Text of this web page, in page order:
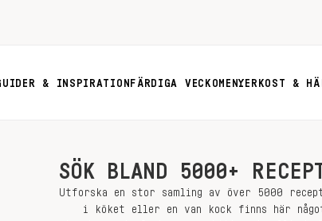
& INSPIRATION FÄRDIGA VECKOMENYER KOST &
SÖK BLAND 5000+
Utforska en stor samling av över 5000
i köket eller en van kock finns här